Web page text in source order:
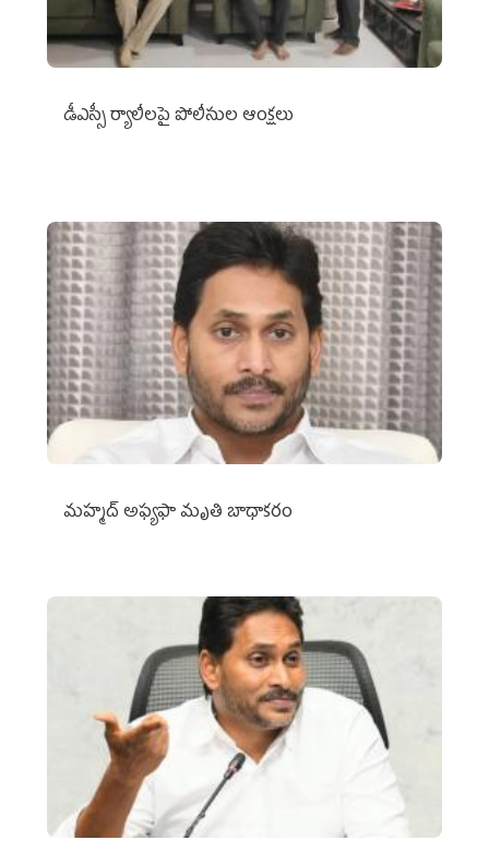
డీఎస్సీ ర్యాలీలపై పోలీసుల ఆంక్షలు
మహ్మద్‌ అఫ్యఫా మృతి బాధాకరం